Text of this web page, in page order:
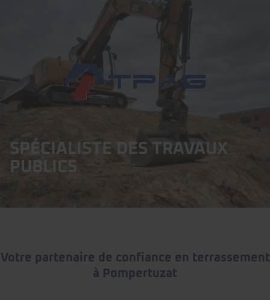
SPÉCIALISTE DES TRAVAUX
PUBLICS
Votre partenaire de confiance en terrassement
à Pompertuzat